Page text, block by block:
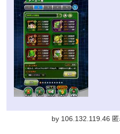
by 106.132.119.46